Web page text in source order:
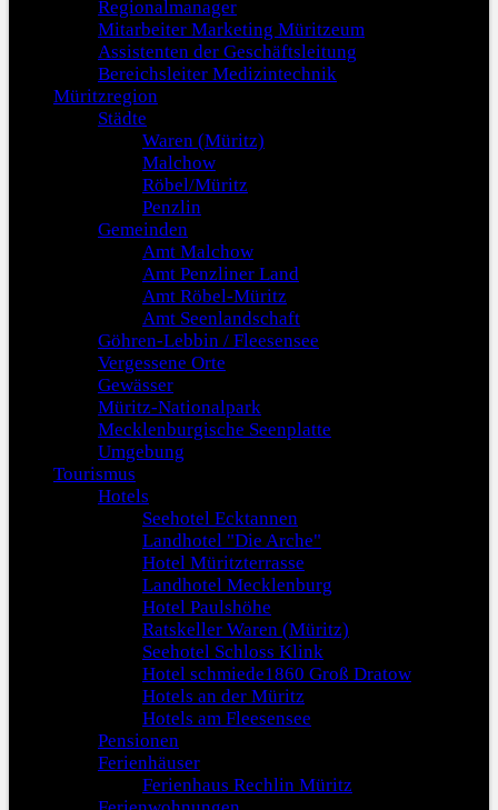
Regionalmanager
Mitarbeiter Marketing Müritzeum
Assistenten der Geschäftsleitung
Bereichsleiter Medizintechnik
Müritzregion
Städte
Waren (Müritz)
Malchow
Röbel/Müritz
Penzlin
Gemeinden
Amt Malchow
Amt Penzliner Land
Amt Röbel-Müritz
Amt Seenlandschaft
Göhren-Lebbin / Fleesensee
Vergessene Orte
Gewässer
Müritz-Nationalpark
Mecklenburgische Seenplatte
Umgebung
Tourismus
Hotels
Seehotel Ecktannen
Landhotel "Die Arche"
Hotel Müritzterrasse
Landhotel Mecklenburg
Hotel Paulshöhe
Ratskeller Waren (Müritz)
Seehotel Schloss Klink
Hotel schmiede1860 Groß Dratow
Hotels an der Müritz
Hotels am Fleesensee
Pensionen
Ferienhäuser
Ferienhaus Rechlin Müritz